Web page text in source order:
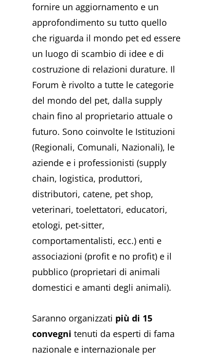
fornire un aggiornamento e un
approfondimento su tutto quello
che riguarda il mondo pet ed essere
un luogo di scambio di idee e di
costruzione di relazioni durature. Il
Forum è rivolto a tutte le categorie
del mondo del pet, dalla supply
chain fino al proprietario attuale o
futuro. Sono coinvolte le Istituzioni
(Regionali, Comunali, Nazionali), le
aziende e i professionisti (supply
chain, logistica, produttori,
distributori, catene, pet shop,
veterinari, toelettatori, educatori,
etologi, pet-sitter,
comportamentalisti, ecc.) enti e
associazioni (profit e no profit) e il
pubblico (proprietari di animali
domestici e amanti degli animali).
Saranno organizzati più di 15
convegni tenuti da esperti di fama
nazionale e internazionale per